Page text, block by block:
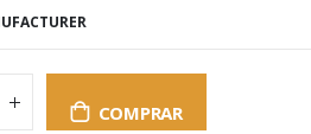
COMPRAR